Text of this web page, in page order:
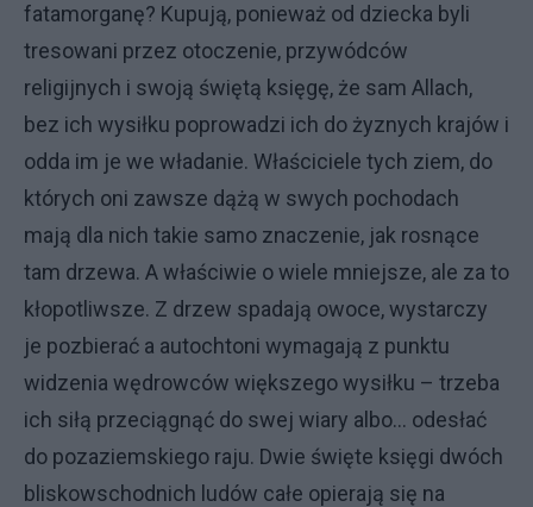
fatamorganę? Kupują, ponieważ od dziecka byli
tresowani przez otoczenie, przywódców
religijnych i swoją świętą księgę, że sam Allach,
bez ich wysiłku poprowadzi ich do żyznych krajów i
odda im je we władanie. Właściciele tych ziem, do
których oni zawsze dążą w swych pochodach
mają dla nich takie samo znaczenie, jak rosnące
tam drzewa. A właściwie o wiele mniejsze, ale za to
kłopotliwsze. Z drzew spadają owoce, wystarczy
je pozbierać a autochtoni wymagają z punktu
widzenia wędrowców większego wysiłku – trzeba
ich siłą przeciągnąć do swej wiary albo... odesłać
do pozaziemskiego raju. Dwie święte księgi dwóch
bliskowschodnich ludów całe opierają się na